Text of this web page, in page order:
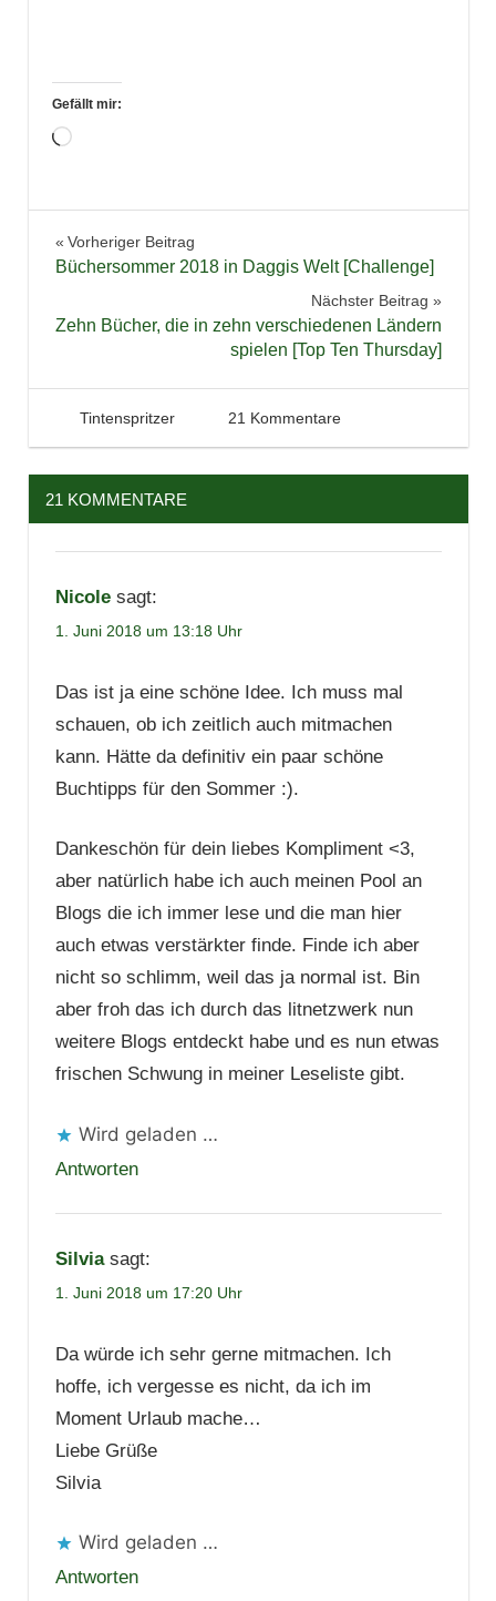
Gefällt mir:
Wird
Blogparade
Lesechallenge
Beitragsnavigation
Vorheriger Beitrag
Büchersommer 2018 in Daggis Welt [Challenge]
Nächster Beitrag
Zehn Bücher, die in zehn verschiedenen Ländern
spielen [Top Ten Thursday]
1. Juni 2018
Tintenhain
Tintenspritzer 21 Kommentare
21 KOMMENTARE
Nicole sagt:
1. Juni 2018 um 13:18 Uhr
Das ist ja eine schöne Idee. Ich muss mal
schauen, ob ich zeitlich auch mitmachen
kann. Hätte da definitiv ein paar schöne
Buchtipps für den Sommer :).
Dankeschön für dein liebes Kompliment <3,
aber natürlich habe ich auch meinen Pool an
Blogs die ich immer lese und die man hier
auch etwas verstärkter finde. Finde ich aber
nicht so schlimm, weil das ja normal ist. Bin
aber froh das ich durch das litnetzwerk nun
weitere Blogs entdeckt habe und es nun etwas
frischen Schwung in meiner Leseliste gibt.
Wird geladen …
Antworten
Silvia sagt:
1. Juni 2018 um 17:20 Uhr
Da würde ich sehr gerne mitmachen. Ich
hoffe, ich vergesse es nicht, da ich im
Moment Urlaub mache…
Liebe Grüße
Silvia
Wird geladen …
Antworten